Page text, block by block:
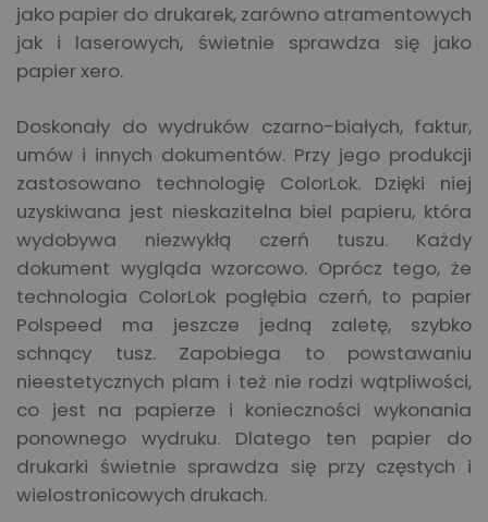
jako papier do drukarek, zarówno atramentowych
jak i laserowych, świetnie sprawdza się jako
papier xero.
Doskonały do wydruków czarno-białych, faktur,
umów i innych dokumentów. Przy jego produkcji
zastosowano technologię ColorLok. Dzięki niej
uzyskiwana jest nieskazitelna biel papieru, która
wydobywa niezwykłą czerń tuszu. Każdy
dokument wygląda wzorcowo. Oprócz tego, że
technologia ColorLok pogłębia czerń, to papier
Polspeed ma jeszcze jedną zaletę, szybko
schnący tusz. Zapobiega to powstawaniu
nieestetycznych plam i też nie rodzi wątpliwości,
co jest na papierze i konieczności wykonania
ponownego wydruku. Dlatego ten papier do
drukarki świetnie sprawdza się przy częstych i
wielostronicowych drukach.